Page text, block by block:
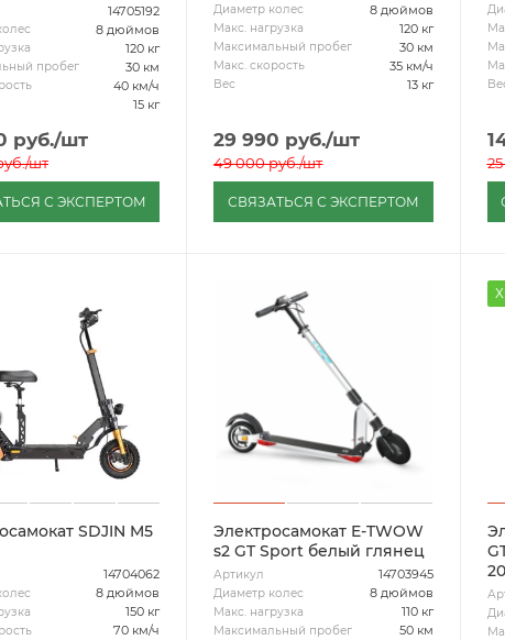
14705192
8 дюймов
120 кг
пробег 30 км
40 км/ч
15 кг
руб./шт
/шт
С ЭКСПЕРТОМ
Диаметр колес 8 дюймов
Макс. нагрузка 120 кг
Максимальный пробег 30 км
Макс. скорость 35 км/ч
Вес 13 кг
29 990 руб./шт
49 000руб./шт
СВЯЗАТЬСЯ С ЭКСПЕРТОМ
SDJIN M5
14704062
8 дюймов
150 кг
70 км/ч
Электросамокат E-TWOW
s2 GT Sport белый глянец
Артикул 14703945
Диаметр колес 8 дюймов
Макс. нагрузка 110 кг
Максимальный пробег 50 км